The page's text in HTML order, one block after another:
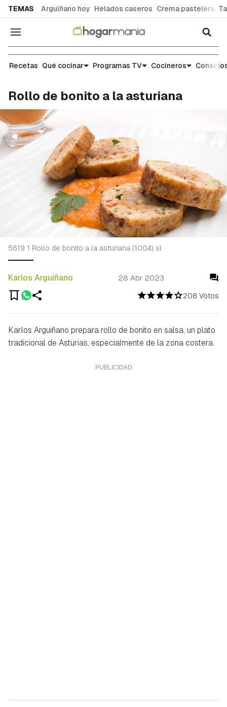
TEMAS Arguiñano hoy Helados caseros Crema pastelera
Navegación
Recetas
Recetas Qué cocinar Programas TV Cocineros
Rollo de bonito a la asturiana
208 Votos
Karlos Arguiñano 28 Abr 2023
5619 1 Rollo de bonito a la asturiana (1004) xl
Karlos Arguiñano prepara rollo de bonito en salsa, un plato
tradicional de Asturias, especialmente de la zona costera.